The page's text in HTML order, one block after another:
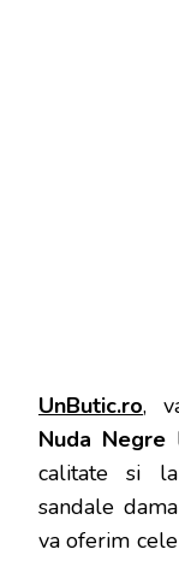
UnButic.ro,
Nuda Negre
calitate si
sandale
va oferim